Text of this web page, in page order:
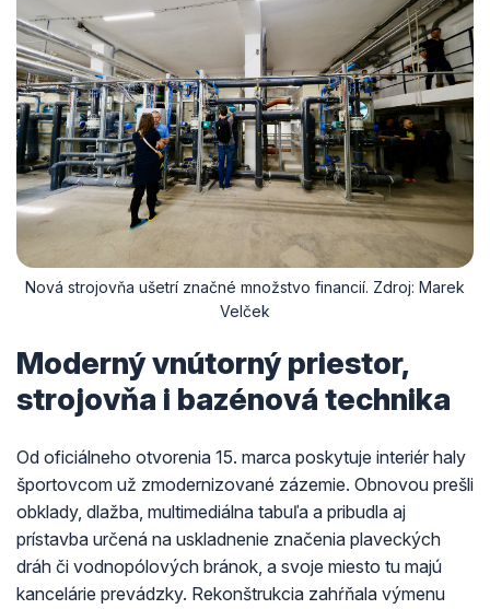
Nová strojovňa ušetrí značné množstvo financií. Zdroj: Marek
Velček
Moderný vnútorný priestor,
strojovňa i bazénová technika
Od oficiálneho otvorenia 15. marca poskytuje interiér haly
športovcom už zmodernizované zázemie. Obnovou prešli
obklady, dlažba, multimediálna tabuľa a pribudla aj
prístavba určená na uskladnenie značenia plaveckých
dráh či vodnopólových bránok, a svoje miesto tu majú
kancelárie prevádzky. Rekonštrukcia zahŕňala výmenu